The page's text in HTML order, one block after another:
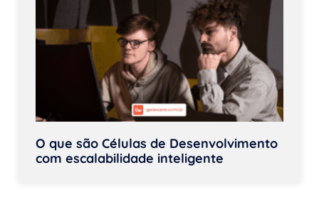
O que são Células de Desenvolvimento
com escalabilidade inteligente